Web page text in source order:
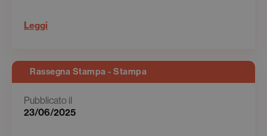
Leggi
Rassegna Stampa - Stampa
Pubblicato il
23/06/2025